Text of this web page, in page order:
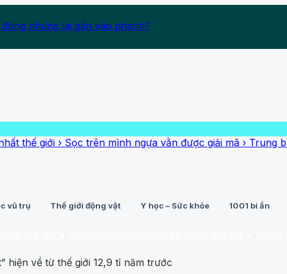
nhưng lại gắn vào phanh?
giới›Sọc trên mình ngựa vằn được giải mã›Trung bình
vũ trụ Thế giới động vật Y học – Sức khỏe 1001 bí ẩn
hiện về từ thế giới 12,9 tỉ năm trước